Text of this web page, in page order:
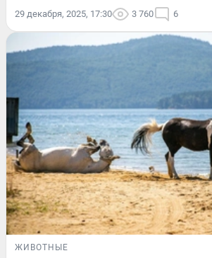
29 декабря, 2025, 17:30 3 760 6
ЖИВОТНЫЕ